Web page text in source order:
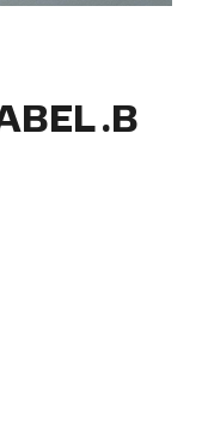
.B